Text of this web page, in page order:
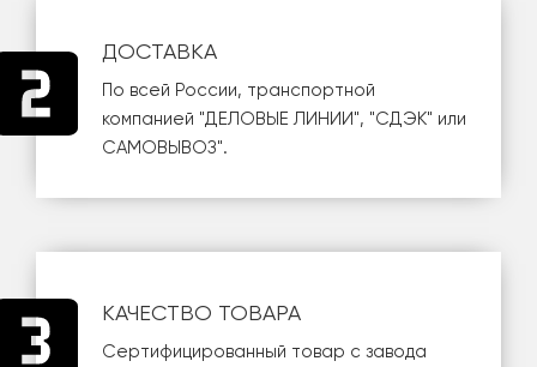
ДОСТАВКА
По всей России, транспортной
компанией "ДЕЛОВЫЕ ЛИНИИ", "СДЭК" или
САМОВЫВОЗ".
КАЧЕСТВО ТОВАРА
Сертифицированный товар с завода